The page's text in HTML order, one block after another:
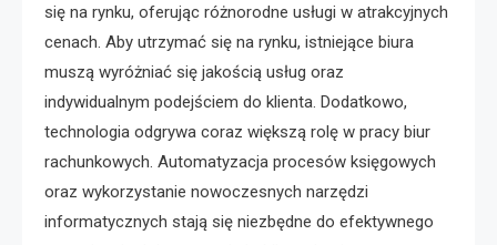
się na rynku, oferując różnorodne usługi w atrakcyjnych
cenach. Aby utrzymać się na rynku, istniejące biura
muszą wyróżniać się jakością usług oraz
indywidualnym podejściem do klienta. Dodatkowo,
technologia odgrywa coraz większą rolę w pracy biur
rachunkowych. Automatyzacja procesów księgowych
oraz wykorzystanie nowoczesnych narzędzi
informatycznych stają się niezbędne do efektywnego